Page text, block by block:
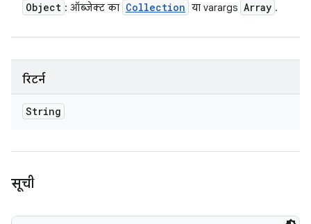
Object : ऑब्जेक्ट का Collection या varargs Array .
रिटर्न
String
सूची